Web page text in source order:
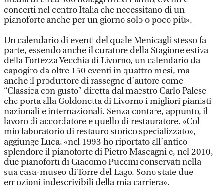
concerti nel centro Italia che necessitano di un
pianoforte anche per un giorno solo o poco più».
Un calendario di eventi del quale Menicagli stesso fa
parte, essendo anche il curatore della Stagione estiva
della Fortezza Vecchia di Livorno, un calendario da
capogiro da oltre 150 eventi in quattro mesi, ma
anche il produttore di rassegne d’autore come
“Classica con gusto” diretta dal maestro Carlo Palese
che porta alla Goldonetta di Livorno i migliori pianisti
nazionali e internazionali. Senza contare, appunto, il
lavoro di accordatore e quello di restauratore. «Col
mio laboratorio di restauro storico specializzato»,
aggiunge Luca, «nel 1993 ho riportato all’antico
splendore il pianoforte di Pietro Mascagni e, nel 2010,
due pianoforti di Giacomo Puccini conservati nella
sua casa-museo di Torre del Lago. Sono state due
emozioni indescrivibili della mia carriera».